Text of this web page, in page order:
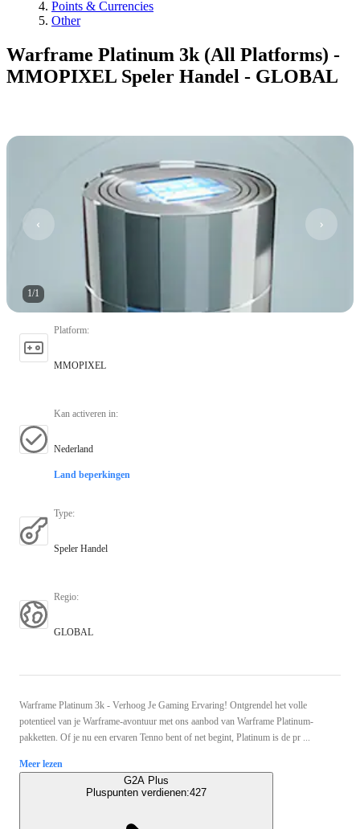
Points & Currencies
Other
Warframe Platinum 3k (All Platforms) -
MMOPIXEL Speler Handel - GLOBAL
1/1
Platform:
MMOPIXEL
Kan activeren in:
Nederland
Land beperkingen
Type:
Speler Handel
Regio:
GLOBAL
Warframe Platinum 3k - Verhoog Je Gaming Ervaring! Ontgrendel het volle
potentieel van je Warframe-avontuur met ons aanbod van Warframe Platinum-
pakketten. Of je nu een ervaren Tenno bent of net begint, Platinum is de pr ...
Meer lezen
G2A Plus
Pluspunten verdienen:427